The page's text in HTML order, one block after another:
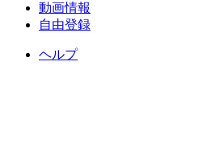
動画情報
自由登録
ヘルプ